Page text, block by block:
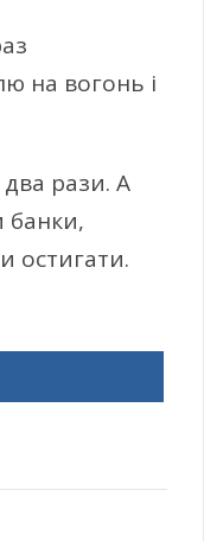
на вогонь і
рази. А
банки,
остигати.